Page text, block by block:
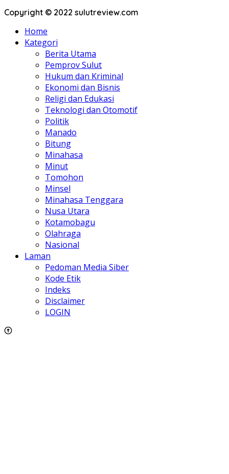
Copyright © 2022 sulutreview.com
Home
Kategori
Berita Utama
Pemprov Sulut
Hukum dan Kriminal
Ekonomi dan Bisnis
Religi dan Edukasi
Teknologi dan Otomotif
Politik
Manado
Bitung
Minahasa
Minut
Tomohon
Minsel
Minahasa Tenggara
Nusa Utara
Kotamobagu
Olahraga
Nasional
Laman
Pedoman Media Siber
Kode Etik
Indeks
Disclaimer
LOGIN